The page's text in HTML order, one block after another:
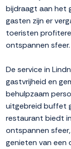
bijdraagt aan het
gasten zijn er
toeristen
ontspannen sfeer.
De service in
gastvrijheid en
behulpzaam
uitgebreid buffet
restaurant biedt
ontspannen
genieten van een